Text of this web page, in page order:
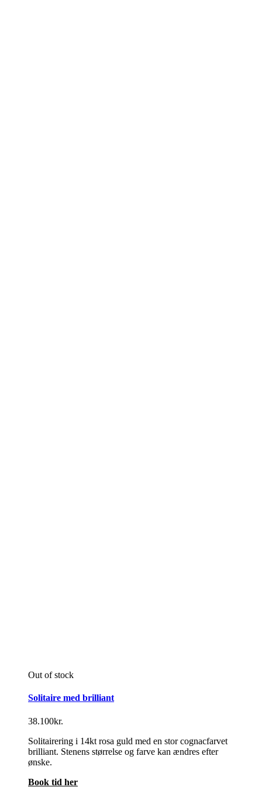
Out of stock
Solitaire med brilliant
38.100kr.
Solitairering i 14kt rosa guld med en stor cognacfarvet
brilliant. Stenens størrelse og farve kan ændres efter
ønske.
Book tid her